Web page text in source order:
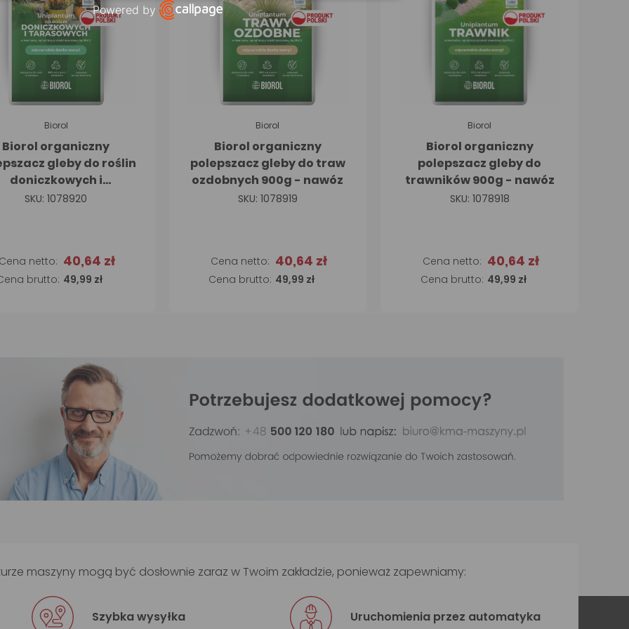
Biorol
Biorol organiczny
gleby do roślin
doniczkowych i
900g - nawóz
SKU: 1078920
49,99 zł
40,64 zł
Dodaj do koszyka
Biorol
Biorol organiczny
polepszacz gleby do traw
ozdobnych 900g - nawóz
SKU: 1078919
49,99 zł
40,64 zł
Dodaj do koszyka
Biorol
Biorol organiczny
polepszacz gleby do
trawników 900g - nawóz
SKU: 1078918
49,99 zł
40,64 zł
Dodaj do koszyka
maszyny mogą być dosłownie zaraz w Twoim zakładzie, ponieważ zapewniamy:
Szybka wysyłka Uruchomienia przez automatyka
Powered by
Open link in new window